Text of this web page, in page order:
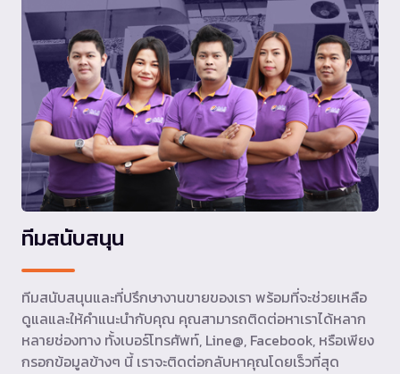
ทีมสนับสนุน
ทีมสนับสนุนและที่ปรึกษางานขายของเรา พร้อมที่จะช่วยเหลือ
ดูแลและให้คำแนะนำกับคุณ คุณสามารถติดต่อหาเราได้หลาก
หลายช่องทาง ทั้งเบอร์โทรศัพท์, Line@, Facebook, หรือเพียง
กรอกข้อมูลข้างๆ นี้ เราจะติดต่อกลับหาคุณโดยเร็วที่สุด